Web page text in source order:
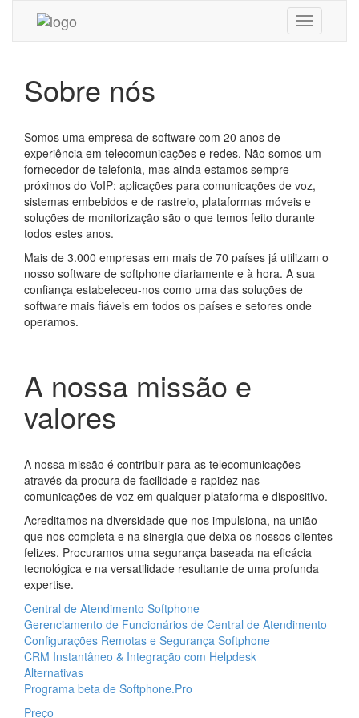
Sobre nós
Somos uma empresa de software com 20 anos de
experiência em telecomunicações e redes. Não somos um
fornecedor de telefonia, mas ainda estamos sempre
próximos do VoIP: aplicações para comunicações de voz,
sistemas embebidos e de rastreio, plataformas móveis e
soluções de monitorização são o que temos feito durante
todos estes anos.
Mais de 3.000 empresas em mais de 70 países já utilizam o
nosso software de softphone diariamente e à hora. A sua
confiança estabeleceu-nos como uma das soluções de
software mais fiáveis ​​em todos os países e setores onde
operamos.
A nossa missão e
valores
A nossa missão é contribuir para as telecomunicações
através da procura de facilidade e rapidez nas
comunicações de voz em qualquer plataforma e dispositivo.
Acreditamos na diversidade que nos impulsiona, na união
que nos completa e na sinergia que deixa os nossos clientes
felizes. Procuramos uma segurança baseada na eficácia
tecnológica e na versatilidade resultante de uma profunda
expertise.
Central de Atendimento Softphone
Gerenciamento de Funcionários de Central de Atendimento
Configurações Remotas e Segurança Softphone
CRM Instantâneo & Integração com Helpdesk
Alternativas
Programa beta de Softphone.Pro
Preço